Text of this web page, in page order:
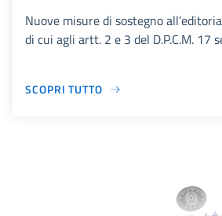
Nuove misure di sostegno
di cui agli artt. 2 e 3 del D.P.C.M. 17
SCOPRI TUTTO